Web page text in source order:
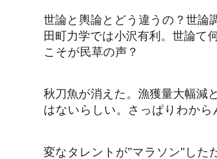
世論と輿論とどう違うの？世論
田町力学では小沢有利。世論て
こそが民草の声？
秋刀魚が消えた。漁獲量大幅減
はないらしい。さっぱりわから
変なタレントが"マラソン"した